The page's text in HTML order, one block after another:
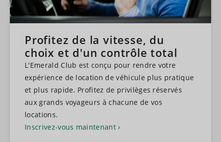
Profitez de la vitesse, du
choix et d'un contrôle total
L'Emerald Club est conçu pour rendre votre
expérience de location de véhicule plus pratique
et plus rapide. Profitez de privilèges réservés
aux grands voyageurs à chacune de vos
locations.
Inscrivez-vous maintenant